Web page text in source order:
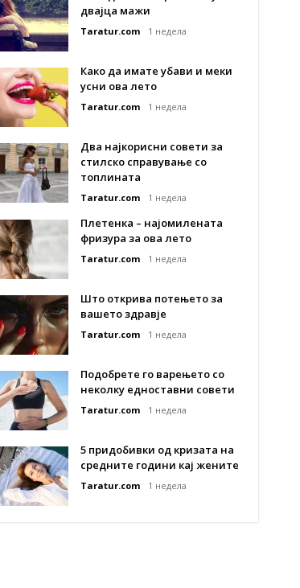
двајца мажи
Taratur.com 1 недела
Како да имате убави и меки
усни ова лето
Taratur.com 1 недела
Два најкорисни совети за
стилско справување со
топлината
Taratur.com 1 недела
Плетенка – најомилената
фризура за ова лето
Taratur.com 1 недела
Што открива потењето за
вашето здравје
Taratur.com 1 недела
Подобрете го варењето со
неколку едноставни совети
Taratur.com 1 недела
5 придобивки од кризата на
средните години кај жените
Taratur.com 1 недела